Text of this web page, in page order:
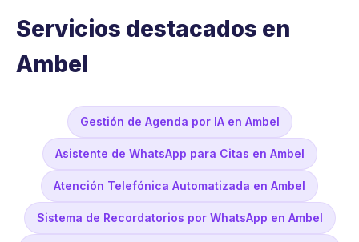
Servicios destacados en
Ambel
Gestión de Agenda por IA en Ambel
Asistente de WhatsApp para Citas en Ambel
Atención Telefónica Automatizada en Ambel
Sistema de Recordatorios por WhatsApp en Ambel